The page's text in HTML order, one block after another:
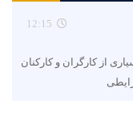
12:15
کارگران و کارکنان